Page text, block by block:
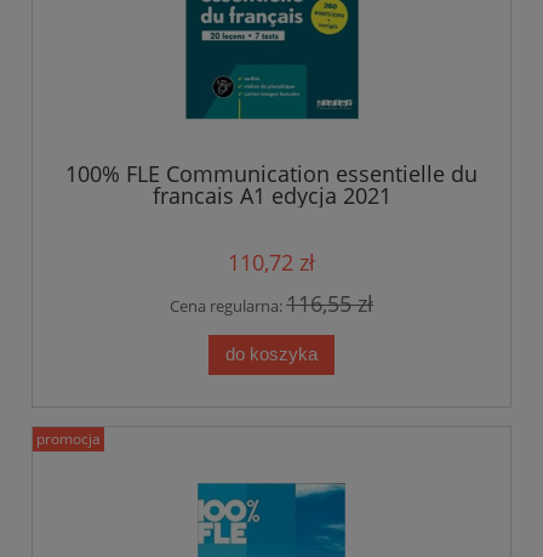
100% FLE Communication essentielle du
francais A1 edycja 2021
110,72 zł
Cena regularna:116,55 zł
do koszyka
promocja